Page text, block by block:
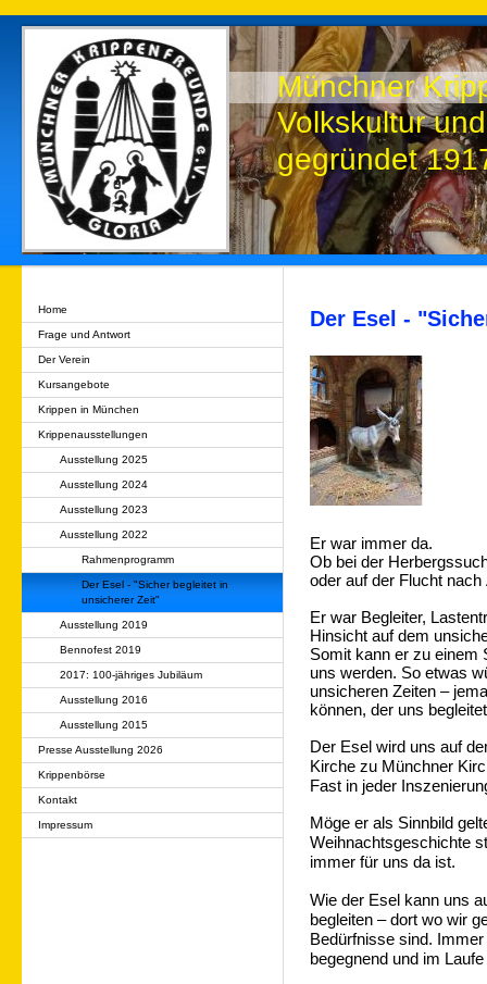
Münchner
Volkskultur
gegründet
Home
Frage und Antwort
Der Verein
Kursangebote
Krippen in München
Krippenausstellungen
Ausstellung 2025
Ausstellung 2024
Ausstellung 2023
Ausstellung 2022
Rahmenprogramm
Der Esel - "Sicher begleitet in
unsicherer Zeit"
Ausstellung 2019
Bennofest 2019
2017: 100-jähriges Jubiläum
Ausstellung 2016
Ausstellung 2015
Presse Ausstellung 2026
Krippenbörse
Kontakt
Impressum
Der Esel -
Er war immer da.
Ob bei der
oder auf der Flucht
Er war Begleiter,
Hinsicht auf dem
Somit kann er zu einem
uns werden. So etwas
unsicheren Zeiten –
können, der uns
Der Esel wird uns auf
Kirche zu Münchner
Fast in jeder
Möge er als Sinnbild
Weihnachtsgeschichte
immer für uns da ist.
Wie der Esel kann uns
begleiten – dort wo wir
Bedürfnisse sind.
begegnend und im